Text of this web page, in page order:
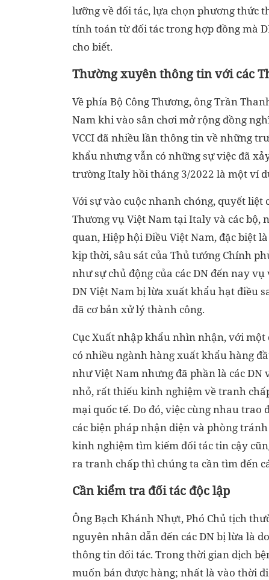
lưỡng về đối tác, lựa chọn phương thức
tính toán từ đối tác trong hợp đồng mà
cho biết.
Thường xuyên thông tin với các
Về phía Bộ Công Thương, ông Trần
Nam khi vào sân chơi mở rộng đồng
VCCI đã nhiều lần thông tin về những
khẩu nhưng vẫn có những sự việc đã
trường Italy hồi tháng 3/2022 là một ví
Với sự vào cuộc nhanh chóng, quyết liệt
Thương vụ Việt Nam tại Italy và các bộ,
quan, Hiệp hội Điều Việt Nam, đặc biệt
kịp thời, sâu sát của Thủ tướng Chính
như sự chủ động của các DN đến nay vụ
DN Việt Nam bị lừa xuất khẩu hạt điều
đã cơ bản xử lý thành công.
Cục Xuất nhập khẩu nhìn nhận, với một
có nhiều ngành hàng xuất khẩu hàng
như Việt Nam nhưng đã phần là các DN
nhỏ, rất thiếu kinh nghiệm về tranh
mại quốc tế. Do đó, việc cùng nhau trao
các biện pháp nhận diện và phòng
kinh nghiệm tìm kiếm đối tác tin cậy
ra tranh chấp thì chúng ta cần tìm đến
Cần kiểm tra đối tác độc lập
Ông Bạch Khánh Nhựt, Phó Chủ tịch
nguyên nhân dẫn đến các DN bị lừa là
thông tin đối tác. Trong thời gian dịch
muốn bán được hàng; nhất là vào thời